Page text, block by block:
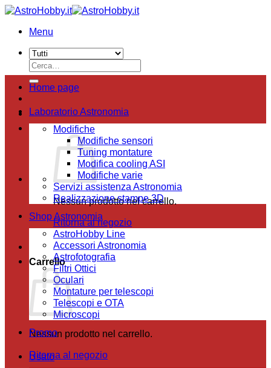
Salta
contenuti
Menu
Cerca:
Nessun prodotto nel carrello.
Ritorna al negozio
Carrello
Nessun prodotto nel carrello.
Ritorna al negozio
Home page
Laboratorio Astronomia
Modifiche
Modifiche sensori
Tuning montature
Modifica cooling ASI
Modifiche varie
Servizi assistenza Astronomia
Realizzazione stampe 3D
Shop Astronomia
AstroHobby Line
Accessori Astronomia
Astrofotografia
Filtri Ottici
Oculari
Montature per telescopi
Telescopi e OTA
Microscopi
Promo
Usato